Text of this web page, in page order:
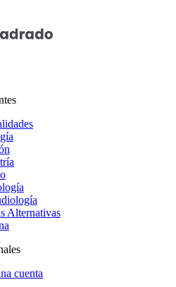
Alternativas
cuenta